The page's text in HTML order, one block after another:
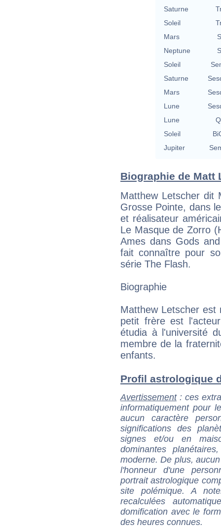
Saturne
Soleil
Mars
Neptune
Soleil
Saturne
Mars
Lune
Lune
Soleil
Jupiter
Biographie de Matt
Matthew Letscher dit
Grosse Pointe, dans
et réalisateur
Le Masque de Zorro
Ames dans Gods
fait connaître pour
série The Flash.
Biographie
Matthew Letscher est
petit frère est
étudia à l'université
membre de la
enfants.
Profil astrologique
Avertissement: ces
informatiquement pour
aucun caractère
significations des
signes et/ou en
dominantes
moderne. De plus,
l'honneur d'une
portrait astrologique
site polémique. A
recalculées
domification avec le
des heures connues.